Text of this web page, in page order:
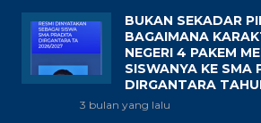
BUKAN SEKADAR
BAGAIMANA
NEGERI 4 PAKEM
SISWANYA KE SMA
DIRGANTARA
3 bulan yang lalu